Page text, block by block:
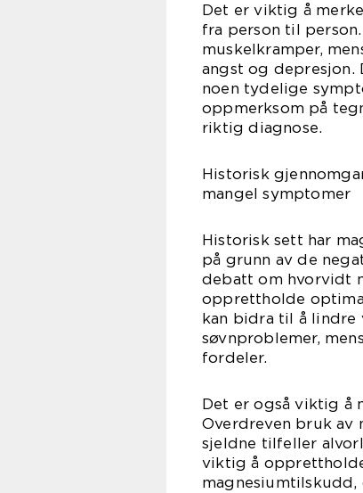
Det er viktig å
fra person til
muskelkramper,
angst og depresjon.
noen tydelige
oppmerksom på
riktig diagnose.
Historisk
mangel symptomer
Historisk sett har
på grunn av de
debatt om hvorvidt
opprettholde
kan bidra til å lindre
søvnproblemer,
fordeler.
Det er også viktig å
Overdreven bruk av
sjeldne tilfeller
viktig å